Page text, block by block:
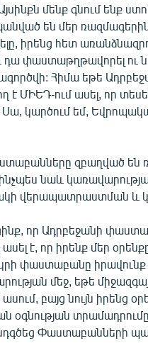
մենք գնում ենք
են մեր
իրենց հետ
փաստաթղթավորել ու
Հիմա եթե
է ՄԻԵԴ-ում ասել, որ
կարծում եմ,
զբաղված են
նաև
վերապատրաստման և
որ Ադրբեջանի
է, որ իրենք մեր
փաստաբանը
մեջ, եթե
բայց նույն իրենց
օգնության
Փաստաբանների